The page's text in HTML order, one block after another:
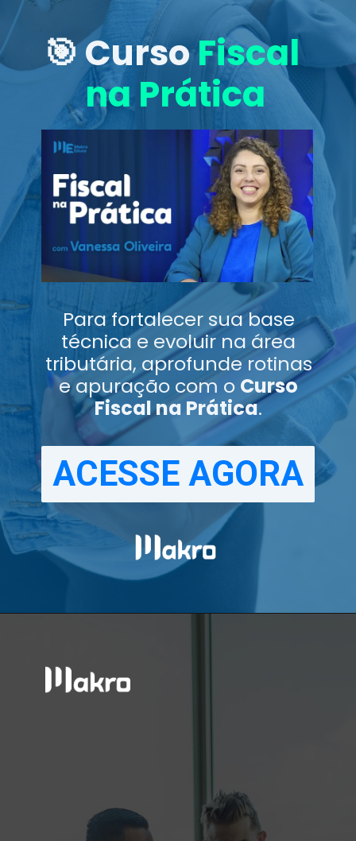
Para fortalecer sua base
técnica e evoluir na área
tributária, aprofunde rotinas
e apuração com o Curso
Fiscal na Prática.
🎯 CursoFiscal
na Prática
ACESSE AGORA
ACESSE AGORA